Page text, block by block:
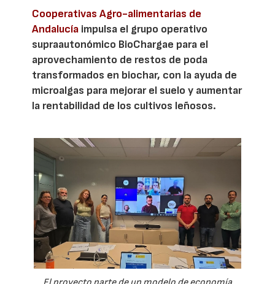
Cooperativas Agro-alimentarias de
Andalucía impulsa el grupo operativo
supraautonómico BioChargae para el
aprovechamiento de restos de poda
transformados en biochar, con la ayuda de
microalgas para mejorar el suelo y aumentar
la rentabilidad de los cultivos leñosos.